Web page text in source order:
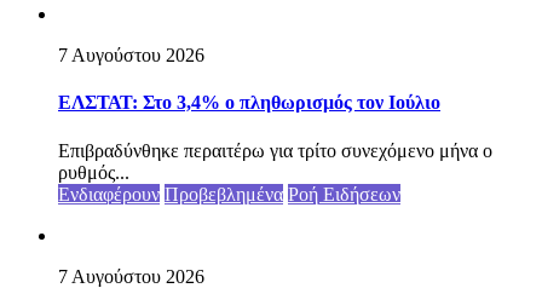
7 Αυγούστου 2026
ΕΛΣΤΑΤ: Στο 3,4% ο πληθωρισμός τον Ιούλιο
Επιβραδύνθηκε περαιτέρω για τρίτο συνεχόμενο μήνα ο
ρυθμός...
Ενδιαφέρουν Προβεβλημένα Ροή Ειδήσεων
7 Αυγούστου 2026